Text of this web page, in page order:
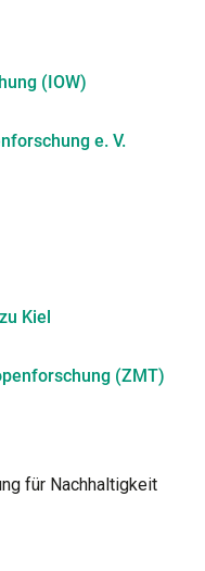
(IOW)
e. V.
Kiel
(ZMT)
für Nachhaltigkeit